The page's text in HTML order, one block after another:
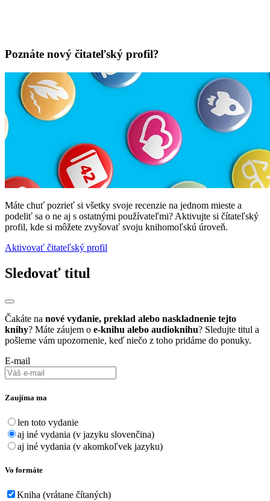
Poznáte nový čitateľský profil?
Máte chuť pozrieť si všetky svoje recenzie na jednom mieste a
podeliť sa o ne aj s ostatnými používateľmi? Aktivujte si čítateľský
profil, kde si môžete zvyšovať svoju knihomoľskú úroveň.
Aktivovať čitateľský profil
Sledovať titul
Čakáte na nové vydanie, preklad alebo naskladnenie tejto
knihy? Máte záujem o e-knihu alebo audioknihu? Sledujte titul a
pošleme vám upozornenie, keď niečo z toho pridáme do ponuky.
E-mail
Zaujíma ma
len toto vydanie
aj iné vydania (v jazyku slovenčina)
aj iné vydania (v akomkoľvek jazyku)
Vo formáte
Kniha (vrátane čítaných)